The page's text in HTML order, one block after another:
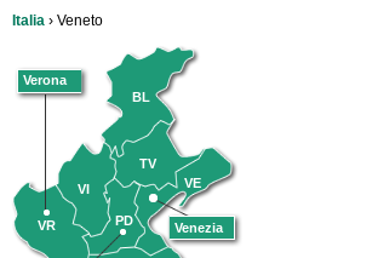
BL
VI
TV
VR
VE
PD
Verona
Venezia
Italia › Veneto